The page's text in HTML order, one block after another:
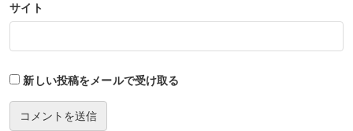
サイト
新しい投稿をメールで受け取る